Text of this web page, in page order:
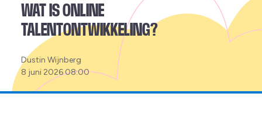
WAT IS ONLINE
TALENTONTWIKKELING?
Posted
by:
Dustin Wijnberg
8 juni 2026 08:00